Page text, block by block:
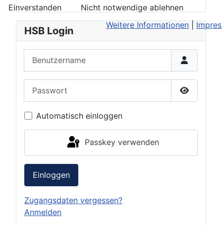
HSB Login
Passwort
Automatisch einloggen
Passkey verwenden
Einloggen
Zugangsdaten vergessen?
Anmelden
Einverstanden
Nicht notwendige ablehnen
Weitere Informationen